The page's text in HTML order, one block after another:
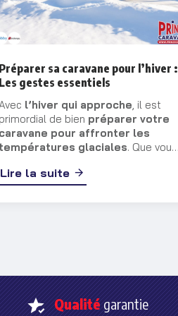
Préparer sa caravane pour l’hiver :
Les gestes essentiels
Avec l’hiver qui approche , il est
primordial de bien préparer votre
caravane pour affronter les
températures glaciales. Que vous
vous continuiez à l’utiliser, certaines
s’imposent pour
son état et éviter les
Lire la suite
Qualitégarantie